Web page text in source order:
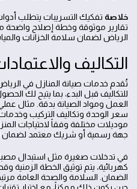
خلاصة تفكيك التسريبات يتطلب
تقارير موثوقة وخطة إصلاح
الرياض لضمان سلامة الخزانات
التكاليف
تُقدم خدمات صيانة المنازل في
للتكاليف قبل البدء، بما يتيح لك
العمل ومواد الصيانة بدقة. مثال
سعر الوحدة وتكاليف التركيب وخدمات
موديلات مختلفة وفقاً لاحتياجات
جهة رسمية أو شريك معتمد لضمان
في تدخلات صغيرة مثل استبدال
كهربائية، يتم توثيق الخطة الزمنية
الضمان. السلامة والصحة العامة